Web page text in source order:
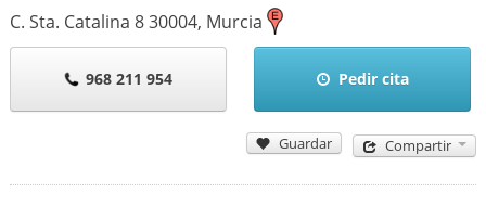
C. Sta. Catalina 830004, Murcia
968 211 954 Pedir cita
Guardar Compartir